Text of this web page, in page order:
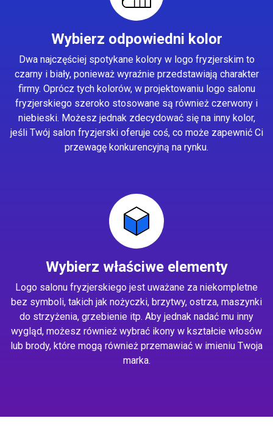
Wybierz odpowiedni kolor
Dwa najczęściej spotykane kolory w logo fryzjerskim to
czarny i biały, ponieważ wyraźnie przedstawiają charakter
firmy. Oprócz tych kolorów, w projektowaniu logo salonu
fryzjerskiego szeroko stosowane są również czerwony i
niebieski. Możesz jednak zdecydować się na inny kolor,
jeśli Twój salon fryzjerski oferuje coś, co może zapewnić Ci
przewagę konkurencyjną na rynku.
Wybierz właściwe elementy
Logo salonu fryzjerskiego jest uważane za niekompletne
bez symboli, takich jak nożyczki, brzytwy, ostrza, maszynki
do strzyżenia, grzebienie itp. Aby jednak nadać mu inny
wygląd, możesz również wybrać ikony w kształcie włosów
lub brody, które mogą również przemawiać w imieniu Twoja
marka.